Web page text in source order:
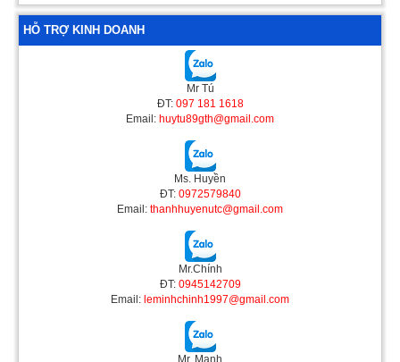
HỖ TRỢ KINH DOANH
Mr Tú
ĐT: 097 181 1618
Email: huytu89gth@gmail.com
Ms. Huyền
ĐT: 0972579840
Email: thanhhuyenutc@gmail.com
Mr.Chính
ĐT: 0945142709
Email: leminhchinh1997@gmail.com
Mr. Mạnh